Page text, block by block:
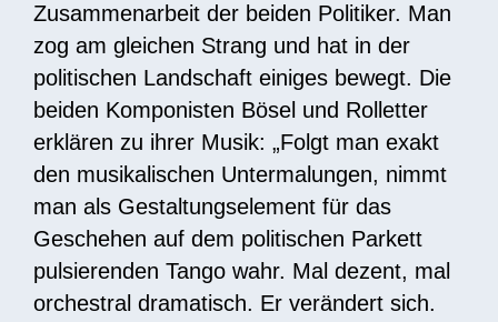
Zusammenarbeit der beiden Politiker. Man
zog am gleichen Strang und hat in der
politischen Landschaft einiges bewegt. Die
beiden Komponisten Bösel und Rolletter
erklären zu ihrer Musik: „Folgt man exakt
den musikalischen Untermalungen, nimmt
man als Gestaltungselement für das
Geschehen auf dem politischen Parkett
pulsierenden Tango wahr. Mal dezent, mal
orchestral dramatisch. Er verändert sich.